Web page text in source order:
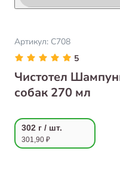
Артикул: C708
5
Чистотел
собак 270 мл
302 г / шт.
301,90 ₽